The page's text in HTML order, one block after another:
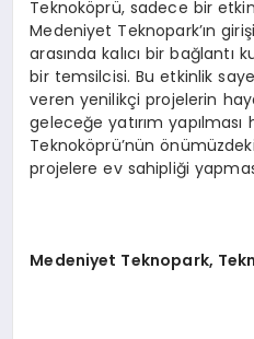
Teknoköprü, sadece bir
Medeniyet Teknopark’ın
arasında kalıcı bir bağlantı
bir temsilcisi. Bu etkinlik
veren yenilikçi projelerin
geleceğe yatırım yapılması
Teknoköprü’nün
projelere ev sahipliği
Medeniyet Teknopark,